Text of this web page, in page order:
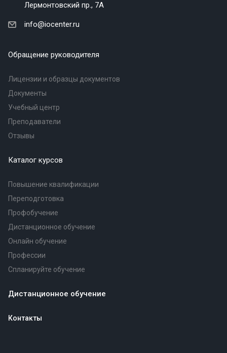
Лермонтовский пр., 7А
info@iocenter.ru
Обращение руководителя
Лицензии и образцы документов
Документы
Учебный центр
Преподаватели
Отзывы
Каталог курсов
Повышение квалификации
Переподготовка
Профобучение
Дистанционное обучение
Онлайн обучение
Профессии
Спланируйте обучение
Дистанционное обучение
Контакты